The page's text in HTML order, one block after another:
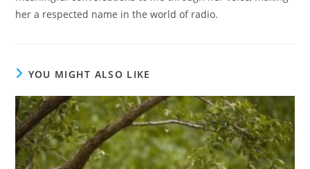
her a respected name in the world of radio.
YOU MIGHT ALSO LIKE